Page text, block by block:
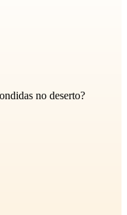
no deserto?